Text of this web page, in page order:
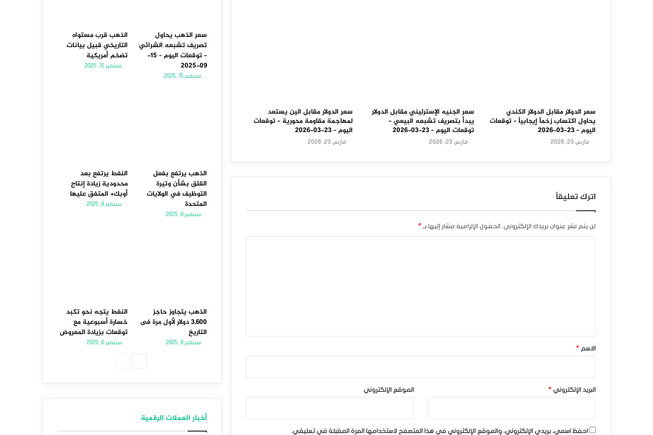
ا
ل
ي
ن
ي
ت
خ
ل
و
ط
ا
ل
س
سعر الدولار مقابل الدولار الكندي
يحاول اكتساب زخماً إيجابياً – توقعات
اليوم – 23-03-2026
مارس 23, 2026
سعر الجنيه الإسترليني مقابل الدولار
يبدأ بتصريف تشبعه البيعي –
توقعات اليوم – 23-03-2026
مارس 23, 2026
سعر الدولار مقابل الين يستعد
لمهاجمة مقاومة محورية – توقعات
اليوم – 23-03-2026
مارس 23, 2026
اترك تعليقاً
لن يتم نشر عنوان بريدك الإلكتروني. الحقول الإلزامية مشار إليها بـ *
*الاسم *
البريد الإلكتروني * الموقع الإلكتروني
احفظ اسمي، بريدي الإلكتروني، والموقع الإلكتروني في هذا المتصفح لاستخدامها المرة المقبلة في تعليقي.
سعر الذهب يحاول
تصريف تشبعه الشرائي
– توقعات اليوم – 15-
09-2025
سبتمبر 15, 2025
الذهب قرب مستواه
التاريخي قبيل بيانات
تضخم أمريكية
سبتمبر 10, 2025
الذهب يرتفع بفعل
القلق بشأن وتيرة
التوظيف في الولايات
المتحدة
سبتمبر 9, 2025
النفط يرتفع بعد
محدودية زيادة إنتاج
أوبك+ المتفق عليها
سبتمبر 8, 2025
الذهب يتجاوز حاجز
3,600 دولار لأول مرة فى
التاريخ
سبتمبر 8, 2025
النفط يتجه نحو تكبد
خسارة أسبوعية مع
توقعات بزيادة المعروض
سبتمبر 6, 2025
أخبار العملات الرقمية